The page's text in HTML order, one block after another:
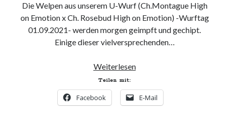
Die Welpen aus unserem U-Wurf (Ch.Montague High
on Emotion x Ch. Rosebud High on Emotion) -Wurftag
01.09.2021- werden morgen geimpft und gechipt.
Einige dieser vielversprechenden…
WeiterlesenBilder
U-
Wurf
Teilen mit:
Facebook E-Mail